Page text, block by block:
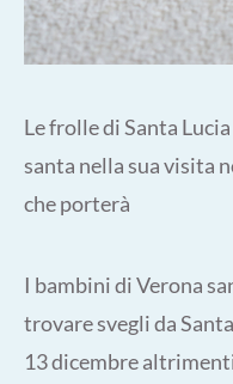
Le frolle di Santa
santa nella sua visita
che porterà
I bambini di Verona
trovare svegli da
13 dicembre